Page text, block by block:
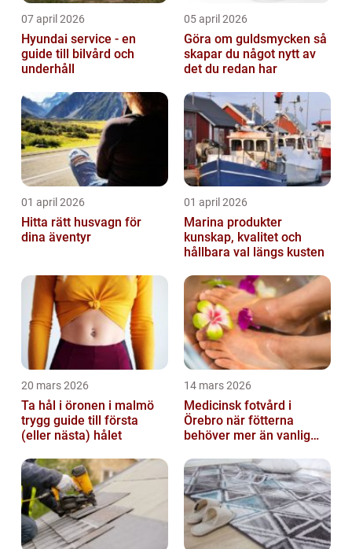
07 april 2026
Hyundai service - en
guide till bilvård och
underhåll
05 april 2026
Göra om guldsmycken så
skapar du något nytt av
det du redan har
01 april 2026
Hitta rätt husvagn för
dina äventyr
01 april 2026
Marina produkter
kunskap, kvalitet och
hållbara val längs kusten
20 mars 2026
Ta hål i öronen i malmö
trygg guide till första
(eller nästa) hålet
14 mars 2026
Medicinsk fotvård i
Örebro när fötterna
behöver mer än vanlig